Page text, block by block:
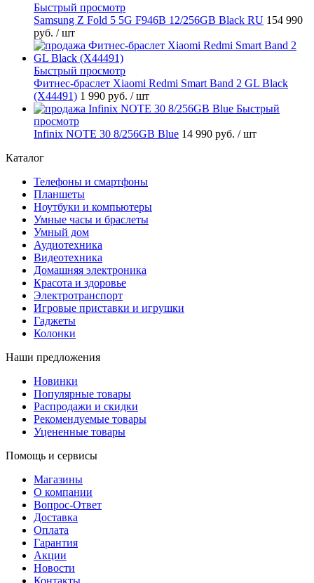
Быстрый просмотр
Samsung Z Fold 5 5G F946B 12/256GB Black RU 154 990
руб. / шт
Быстрый просмотр
Фитнес-браслет Xiaomi Redmi Smart Band 2 GL Black
(X44491) 1 990 руб. / шт
Быстрый
просмотр
Infinix NOTE 30 8/256GB Blue 14 990 руб. / шт
Каталог
Телефоны и смартфоны
Планшеты
Ноутбуки и компьютеры
Умные часы и браслеты
Умный дом
Аудиотехника
Видеотехника
Домашняя электроника
Красота и здоровье
Электротранспорт
Игровые приставки и игрушки
Гаджеты
Колонки
Наши предложения
Новинки
Популярные товары
Распродажи и скидки
Рекомендуемые товары
Уцененные товары
Помощь и сервисы
Магазины
О компании
Вопрос-Ответ
Доставка
Оплата
Гарантия
Акции
Новости
Контакты